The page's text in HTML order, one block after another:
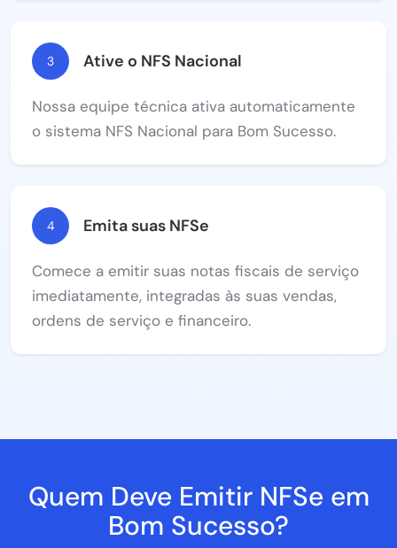
3 Ative o NFS Nacional
Nossa equipe técnica ativa automaticamente
o sistema NFS Nacional para Bom Sucesso.
4 Emita suas NFSe
Comece a emitir suas notas fiscais de serviço
imediatamente, integradas às suas vendas,
ordens de serviço e financeiro.
Quem Deve Emitir NFSe em
Bom Sucesso?